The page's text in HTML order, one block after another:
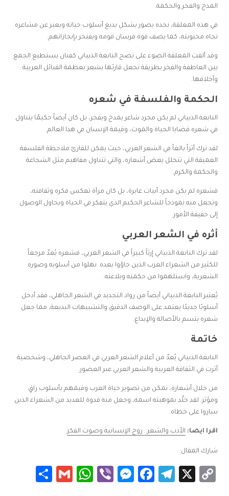
المدح والفخر والحكمة.
في هذه المعلقة، نجده يصور بشكل بديع أسلوب حياته ويعبر عن مشاعره
تجاه محبوبته، كما يصف قوة فرسان قومه ويفتخر بإنجازاتهم.
وقد ألقت المعلقة الضوء على نضج النابغة الذبياني كفنان يستطيع الجمع
بين العاطفة والفخر بطريقة تجعل قارئها يشعر بعظمة القبائل العربية
وأخلاقها.
الحكمة والفلسفة في شعره
النابغة الذبياني لم يكن مجرد شاعر يمدح ويفخر، بل كان أيضاً حكيمًا يتناول
في شعره قضايا الحياة والموت، وقيمة الإنسان في هذا العالم.
لقد ترك أثراً بالغاً في الشعر العربي، حيث يمكن للقارئ ملاحظة الفلسفة
العميقة التي تتخلل بعض أشعاره، والتي تتناول مفاهيم مثل الشجاعة
والحكمة والكرم.
فشعره لم يكن مجرد أبيات عابرة، بل كان مرآة تعكس فكره وثقافته،
وتجعل منه نموذجاً للشاعر الحكيم الذي يتفكر في الحياة ويحاول الوصول
إلى حقيقة الأمور.
أثره في الشعر العربي
لقد ترك النابغة الذبياني إرثاً كبيراً في الشعر العربي، فشعره يُعدّ مرجعاً
للكثير من الشعراء العرب الذين جاؤوا بعده. نهلوا من أسلوبه وصوره
الشعرية، واستلهموا من حكمته وبلاغته.
يُعتبر النابغة الذبياني أيضاً من رواد التجديد في الشعر الجاهلي، فقد أدخل
أسلوبًا جديدًا يعتمد على الوصف الدقيق والتشبيهات البديعة، مما جعل
شعره يتسم بالأصالة والإبداع.
خاتمة
النابغة الذبياني يُعدّ من أعلام الشعر العربي في العصر الجاهلي، وشخصية
أثرت في الثقافة العربية والشعر العربي عبر العصور.
من خلال أشعاره، تمكن من تصوير حياة العرب وقيمهم بأسلوب راقٍ
ومؤثر. لقد خلّد بموهبته اسمه، وجعل منه قدوة للعديد من الشعراء الذين
ساروا على خطاه.
اقرا ايضا: الأدب والشعر.. روح الإنسانية وصوت الفكر
شارك المقال:
Copy
X
Telegram
Facebook
Messenger
Viber
WhatsApp
Gmail